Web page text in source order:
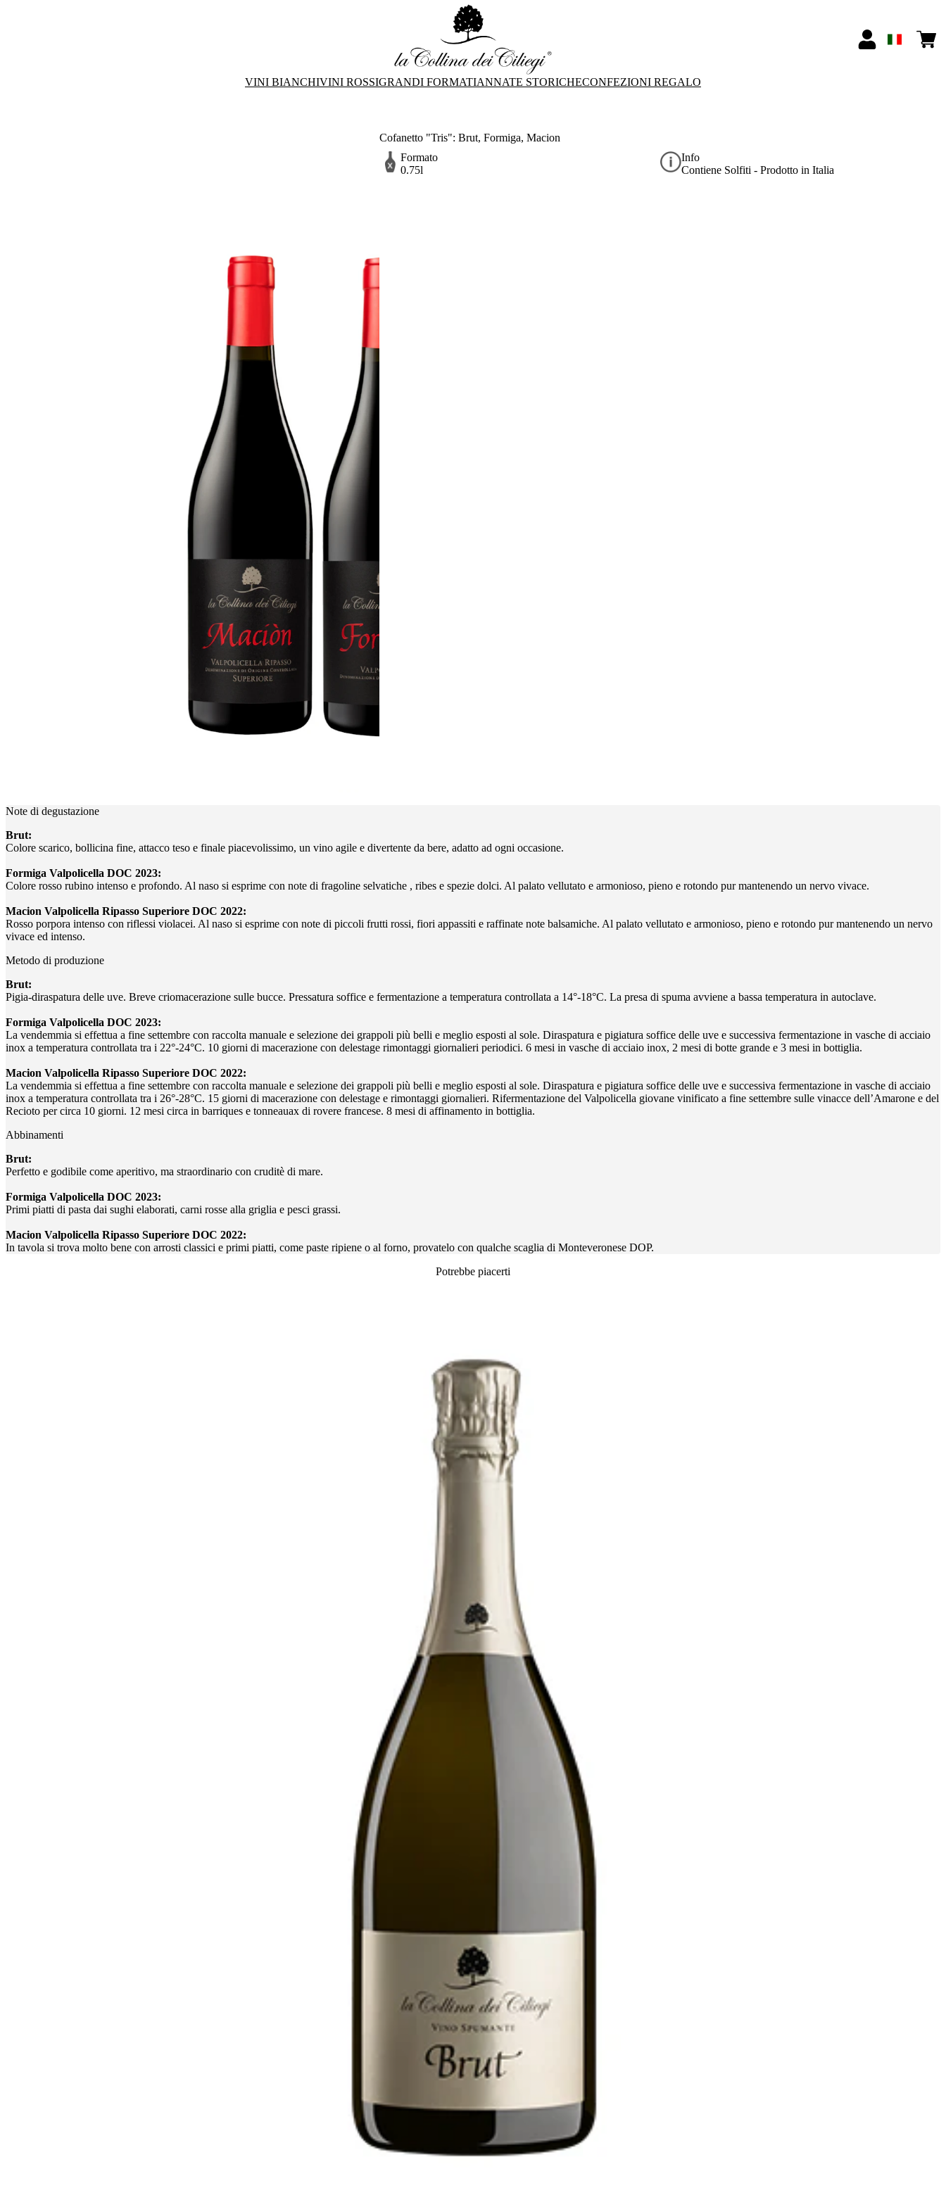
VINI BIANCHIVINI ROSSIGRANDI FORMATIANNATE STORICHECONFEZIONI REGALO
Cofanetto "Tris": Brut, Formiga, Macion
Formato
0.75l
Info
Contiene Solfiti - Prodotto in Italia
Note di degustazione
Brut:
Colore scarico, bollicina fine, attacco teso e finale piacevolissimo, un vino agile e divertente da bere, adatto ad ogni occasione.
Formiga Valpolicella DOC 2023:
Colore rosso rubino intenso e profondo. Al naso si esprime con note di fragoline selvatiche , ribes e spezie dolci. Al palato vellutato e armonioso, pieno e rotondo pur mantenendo un nervo vivace.
Macion Valpolicella Ripasso Superiore DOC 2022:
Rosso porpora intenso con riflessi violacei. Al naso si esprime con note di piccoli frutti rossi, fiori appassiti e raffinate note balsamiche. Al palato vellutato e armonioso, pieno e rotondo pur mantenendo un nervo
vivace ed intenso.
Metodo di produzione
Brut:
Pigia-diraspatura delle uve. Breve criomacerazione sulle bucce. Pressatura soffice e fermentazione a temperatura controllata a 14°-18°C. La presa di spuma avviene a bassa temperatura in autoclave.
Formiga Valpolicella DOC 2023:
La vendemmia si effettua a fine settembre con raccolta manuale e selezione dei grappoli più belli e meglio esposti al sole. Diraspatura e pigiatura soffice delle uve e successiva fermentazione in vasche di acciaio
inox a temperatura controllata tra i 22°-24°C. 10 giorni di macerazione con delestage rimontaggi giornalieri periodici. 6 mesi in vasche di acciaio inox, 2 mesi di botte grande e 3 mesi in bottiglia.
Macion Valpolicella Ripasso Superiore DOC 2022:
La vendemmia si effettua a fine settembre con raccolta manuale e selezione dei grappoli più belli e meglio esposti al sole. Diraspatura e pigiatura soffice delle uve e successiva fermentazione in vasche di acciaio
inox a temperatura controllata tra i 26°-28°C. 15 giorni di macerazione con delestage e rimontaggi giornalieri. Rifermentazione del Valpolicella giovane vinificato a fine settembre sulle vinacce dell’Amarone e del
Recioto per circa 10 giorni. 12 mesi circa in barriques e tonneauax di rovere francese. 8 mesi di affinamento in bottiglia.
Abbinamenti
Brut:
Perfetto e godibile come aperitivo, ma straordinario con cruditè di mare.
Formiga Valpolicella DOC 2023:
Primi piatti di pasta dai sughi elaborati, carni rosse alla griglia e pesci grassi.
Macion Valpolicella Ripasso Superiore DOC 2022:
In tavola si trova molto bene con arrosti classici e primi piatti, come paste ripiene o al forno, provatelo con qualche scaglia di Monteveronese DOP.
Potrebbe piacerti